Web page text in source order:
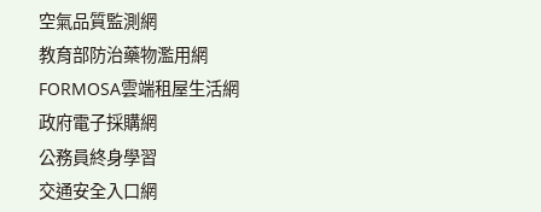
空氣品質監測網
教育部防治藥物濫用網
FORMOSA雲端租屋生活網
政府電子採購網
公務員終身學習
交通安全入口網